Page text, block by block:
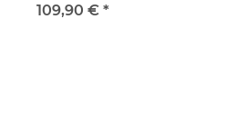
109,90 € *